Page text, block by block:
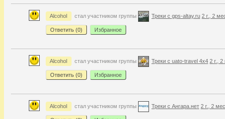
Alcohol стал участником группы Треки с gps-altay.ru 2 г., 2
Ответить (0) Избранное
Alcohol стал участником группы Треки с uato-travel 4x4 2 г.,
Ответить (0) Избранное
Alcohol стал участником группы Треки с Ангара.нет 2 г., 2